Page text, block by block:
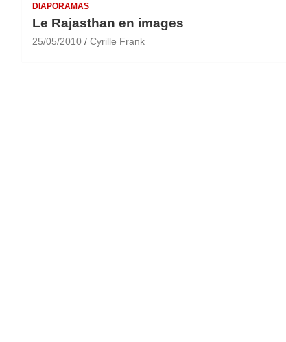
DIAPORAMAS
Le Rajasthan en images
25/05/2010 Cyrille Frank